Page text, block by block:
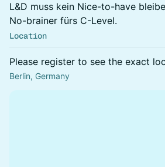
L&D muss kein Nice-to-have
No-brainer fürs C-Level.
Location
Please register to see the exact
Berlin, Germany